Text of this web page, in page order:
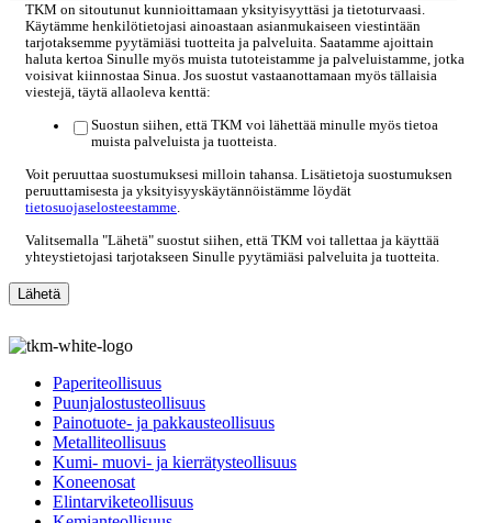
TKM on sitoutunut kunnioittamaan yksityisyyttäsi ja tietoturvaasi.
Käytämme henkilötietojasi ainoastaan asianmukaiseen viestintään
tarjotaksemme pyytämiäsi tuotteita ja palveluita. Saatamme ajoittain
haluta kertoa Sinulle myös muista tutoteistamme ja palveluistamme, jotka
voisivat kiinnostaa Sinua. Jos suostut vastaanottamaan myös tällaisia
viestejä, täytä allaoleva kenttä:
Suostun siihen, että TKM voi lähettää minulle myös tietoa
muista palveluista ja tuotteista.
Voit peruuttaa suostumuksesi milloin tahansa. Lisätietoja suostumuksen
peruuttamisesta ja yksityisyyskäytännöistämme löydät
tietosuojaselosteestamme
Valitsemalla "Lähetä" suostut siihen, että TKM voi tallettaa ja käyttää
yhteystietojasi tarjotakseen Sinulle pyytämiäsi palveluita ja tuotteita.
Paperiteollisuus
Puunjalostusteollisuus
Painotuote- ja pakkausteollisuus
Metalliteollisuus
Kumi- muovi- ja kierrätysteollisuus
Koneenosat
Elintarviketeollisuus